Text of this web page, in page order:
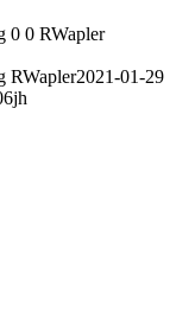
0 0 RWapler
RWapler2021-01-29